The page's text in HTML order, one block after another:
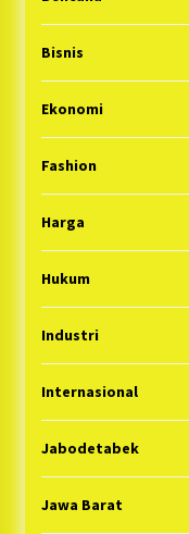
Bisnis
Ekonomi
Fashion
Harga
Hukum
Industri
Internasional
Jabodetabek
Jawa Barat